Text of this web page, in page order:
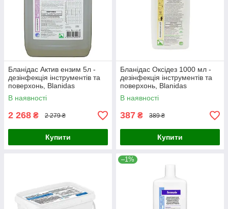
Бланідас Актив ензим 5л -
дезінфекція інструментів та
поверхонь, Blanidas
В наявності
2 268 ₴ 2 279 ₴
Купити
Бланідас Оксідез 1000 мл -
дезінфекція інструментів та
поверхонь, Blanidas
В наявності
387 ₴ 389 ₴
Купити
–1%